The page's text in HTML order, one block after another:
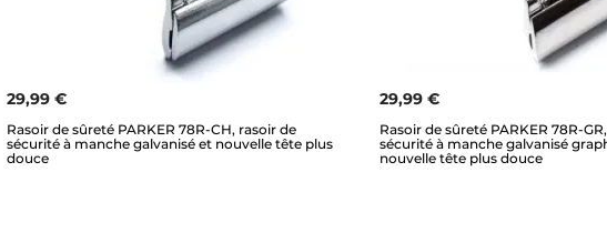
29,99 €
Rasoir de sûreté PARKER 78R-CH, rasoir de
sécurité à manche galvanisé et nouvelle tête plus
douce
29,99 €
Rasoir de sûreté PARKER 78R-
sécurité à manche galvanisé
nouvelle tête plus douce